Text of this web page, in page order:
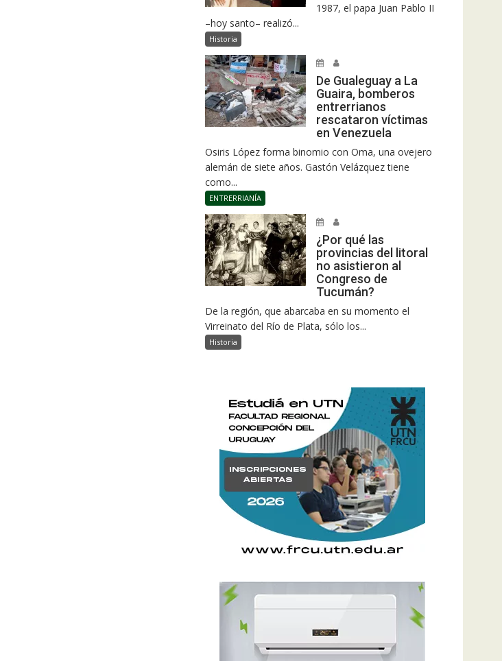
1987, el papa Juan Pablo II
–hoy santo– realizó...
Historia
De Gualeguay a La
Guaira, bomberos
entrerrianos
rescataron víctimas
en Venezuela
Osiris López forma binomio con Oma, una ovejero
alemán de siete años. Gastón Velázquez tiene
como...
ENTRERRIANÍA
¿Por qué las
provincias del litoral
no asistieron al
Congreso de
Tucumán?
De la región, que abarcaba en su momento el
Virreinato del Río de Plata, sólo los...
Historia